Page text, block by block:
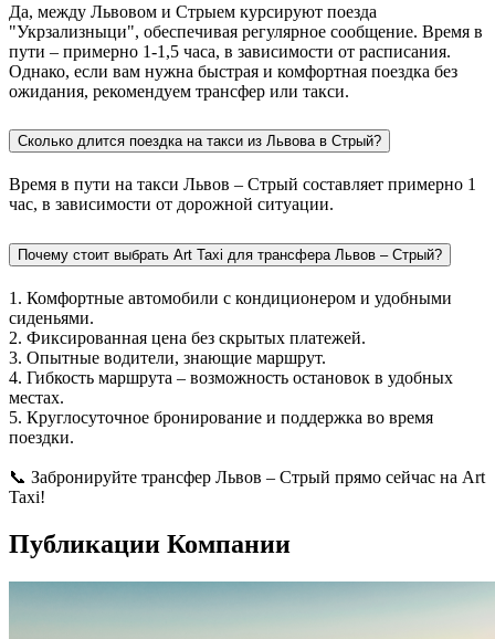
Да, между Львовом и Стрыем курсируют поезда
"Укрзализныци", обеспечивая регулярное сообщение. Время в
пути – примерно 1-1,5 часа, в зависимости от расписания.
Однако, если вам нужна быстрая и комфортная поездка без
ожидания, рекомендуем трансфер или такси.
Сколько длится поездка на такси из Львова в Стрый?
Время в пути на такси Львов – Стрый составляет примерно 1
час, в зависимости от дорожной ситуации.
Почему стоит выбрать Art Taxi для трансфера Львов – Стрый?
1. Комфортные автомобили с кондиционером и удобными
сиденьями.
2. Фиксированная цена без скрытых платежей.
3. Опытные водители, знающие маршрут.
4. Гибкость маршрута – возможность остановок в удобных
местах.
5. Круглосуточное бронирование и поддержка во время
поездки.
📞 Забронируйте трансфер Львов – Стрый прямо сейчас на Art
Taxi!
Публикации Компании